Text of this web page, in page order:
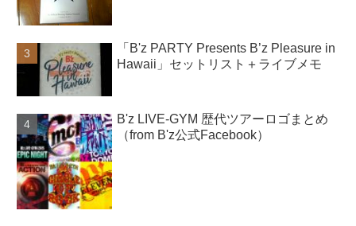
「B'z PARTY Presents B’z Pleasure in
Hawaii」セットリスト＋ライブメモ
B'z LIVE-GYM 歴代ツアーロゴまとめ
（from B'z公式Facebook）